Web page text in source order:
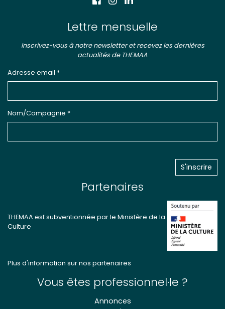
Lettre mensuelle
Inscrivez-vous à notre newsletter et recevez les dernières
actualités de THEMAA
Adresse email *
Nom/Compagnie *
Partenaires
THEMAA est subventionnée par le Ministère de la
Culture
Plus d'information sur nos partenaires
Vous êtes professionnel·le ?
Annonces